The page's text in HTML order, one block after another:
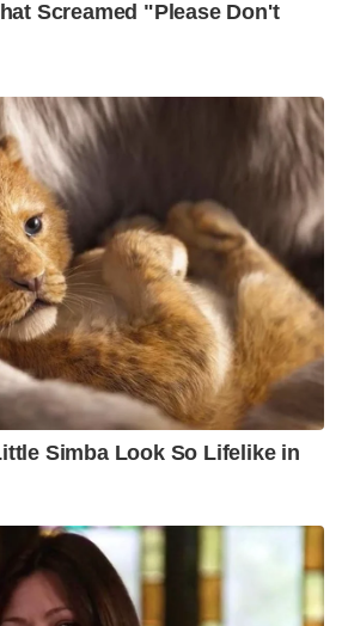
വിമാനത്താവളത്തിൽ
നിലപാട് ആഗോള
Chinese gifts
Beijing